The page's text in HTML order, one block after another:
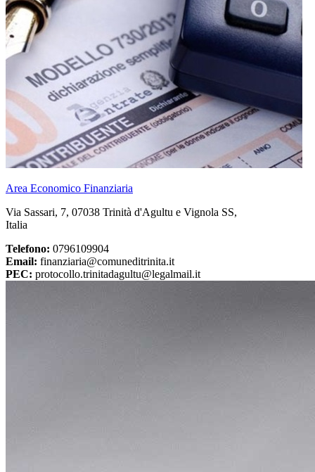
Area Economico Finanziaria
Via Sassari, 7, 07038 Trinità d'Agultu e Vignola SS,
Italia
Telefono: 0796109904
Email: finanziaria@comuneditrinita.it
PEC: protocollo.trinitadagultu@legalmail.it